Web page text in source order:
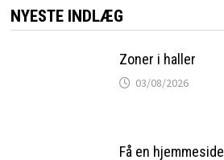
NYESTE INDLÆG
Zoner i haller
03/08/2026
Få en hjemmeside